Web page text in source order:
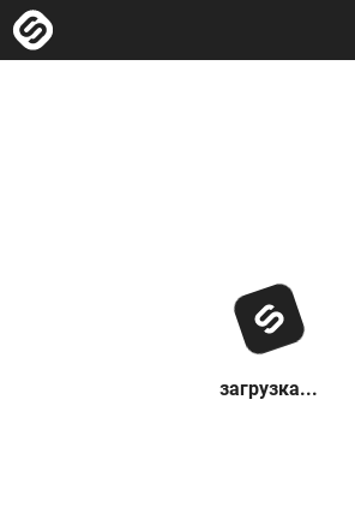
загрузка...